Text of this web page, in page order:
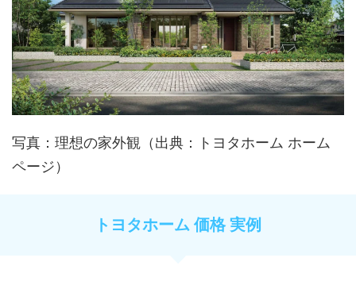
写真：理想の家外観（出典：トヨタホーム ホーム
ページ）
トヨタホーム 価格 実例